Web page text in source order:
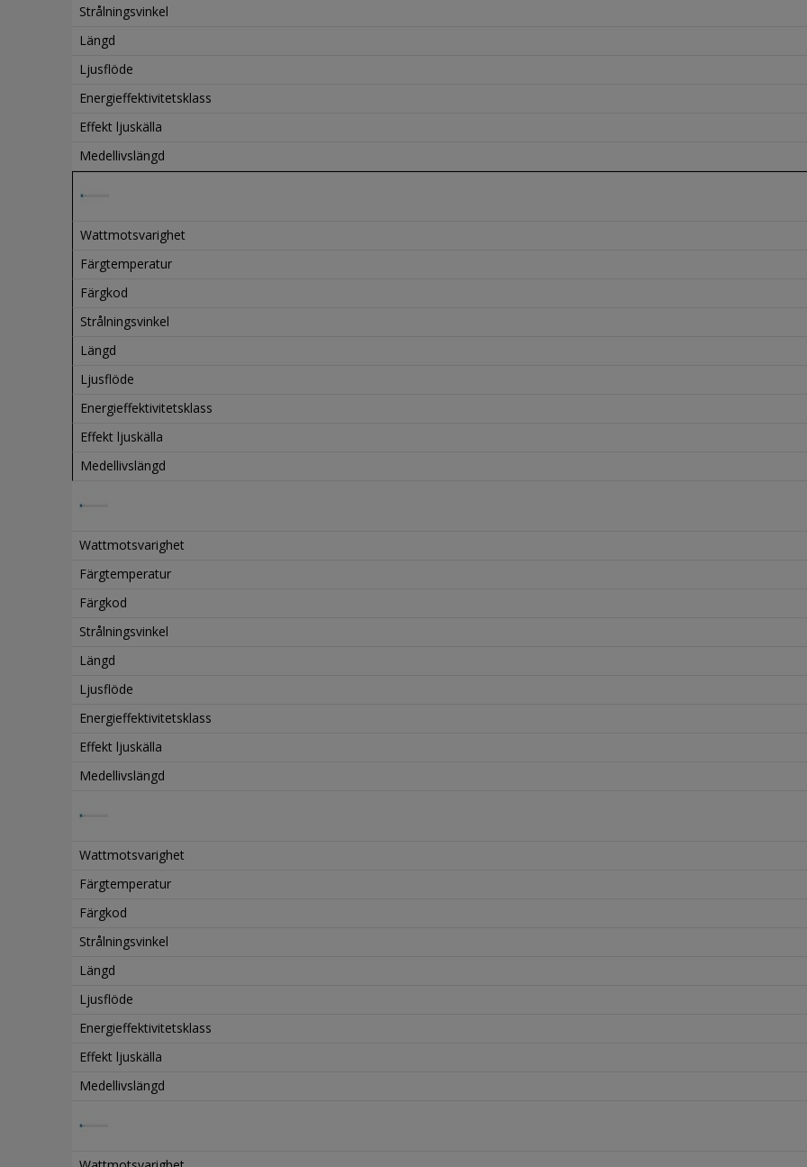
Strålningsvinkel
Längd
Ljusflöde
Energieffektivitetsklass
Effekt ljuskälla
Medellivslängd
Wattmotsvarighet
Färgtemperatur
Färgkod
Strålningsvinkel
Längd
Ljusflöde
Energieffektivitetsklass
Effekt ljuskälla
Medellivslängd
Wattmotsvarighet
Färgtemperatur
Färgkod
Strålningsvinkel
Längd
Ljusflöde
Energieffektivitetsklass
Effekt ljuskälla
Medellivslängd
Wattmotsvarighet
Färgtemperatur
Färgkod
Strålningsvinkel
Längd
Ljusflöde
Energieffektivitetsklass
Effekt ljuskälla
Medellivslängd